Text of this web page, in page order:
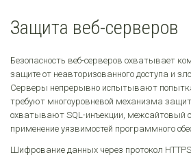
Защита веб-серверов
Безопасность веб-серверов охватывает
защите от неавторизованного доступа и
Серверы непрерывно испытывают
требуют многоуровневой механизма
охватывают SQL-инъекции, межсайтовый
применение уязвимостей программного
Шифрование данных через протокол